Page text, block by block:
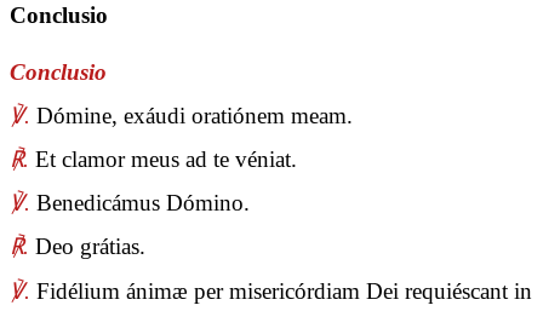
Conclusio
Conclusio
℣. Dómine, exáudi oratiónem meam.
℟. Et clamor meus ad te véniat.
℣. Benedicámus Dómino.
℟. Deo grátias.
℣. Fidélium ánimæ per misericórdiam Dei requiéscant in